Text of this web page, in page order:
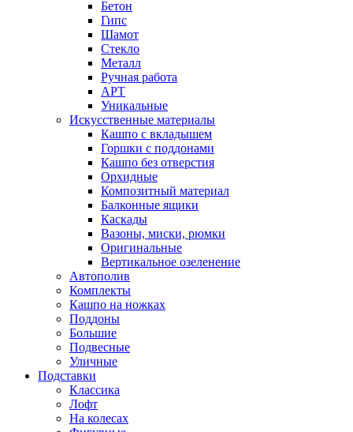
Бетон
Гипс
Шамот
Стекло
Металл
Ручная работа
АРТ
Уникальные
Искусственные материалы
Кашпо с вкладышем
Горшки с поддонами
Кашпо без отверстия
Орхидные
Композитный материал
Балконные ящики
Каскады
Вазоны, миски, рюмки
Оригинальные
Вертикальное озеленение
Автополив
Комплекты
Кашпо на ножках
Поддоны
Большие
Подвесные
Уличные
Подставки
Классика
Лофт
На колесах